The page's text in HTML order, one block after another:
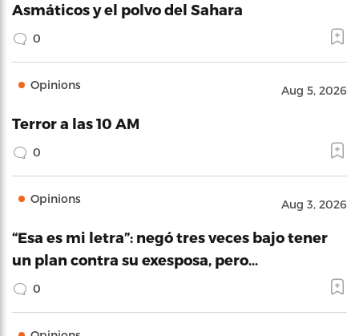
Asmáticos y el polvo del Sahara
0
Opinions Aug 5, 2026
Terror a las 10 AM
0
Opinions Aug 3, 2026
“Esa es mi letra”: negó tres veces bajo tener
un plan contra su exesposa, pero…
0